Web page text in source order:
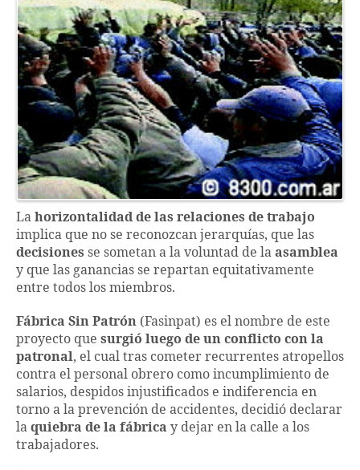
La horizontalidad de las relaciones de trabajo
implica que no se reconozcan jerarquías, que las
decisiones se sometan a la voluntad de la asamblea
y que las ganancias se repartan equitativamente
entre todos los miembros.
Fábrica Sin Patrón (Fasinpat) es el nombre de este
proyecto que surgió luego de un conflicto con la
patronal, el cual tras cometer recurrentes atropellos
contra el personal obrero como incumplimiento de
salarios, despidos injustificados e indiferencia en
torno a la prevención de accidentes, decidió declarar
la quiebra de la fábrica y dejar en la calle a los
trabajadores.